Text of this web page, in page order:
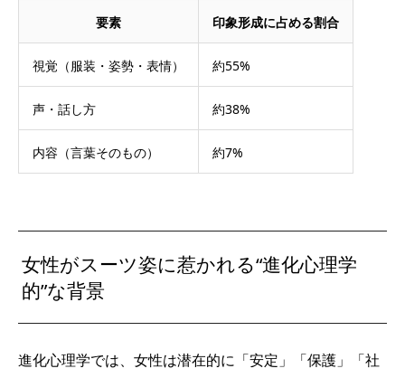
要素 印象形成に占める割合
視覚（服装・姿勢・表情） 約55%
声・話し方 約38%
内容（言葉そのもの） 約7%
女性がスーツ姿に惹かれる“進化心理学
的”な背景
進化心理学では、女性は潜在的に「安定」「保護」「社